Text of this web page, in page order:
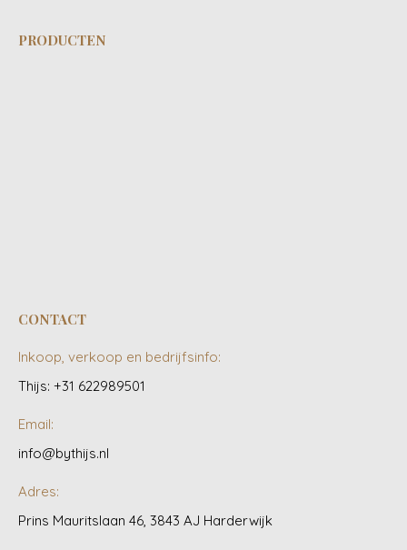
PRODUCTEN
CONTACT
Inkoop, verkoop en bedrijfsinfo:
Thijs: +31 622989501
Email:
info@bythijs.nl
Adres:
Prins Mauritslaan 46, 3843 AJ Harderwijk